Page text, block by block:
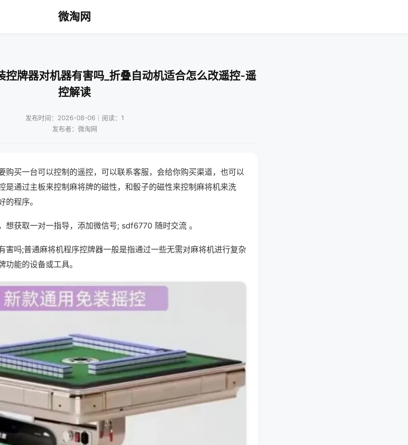
微淘网
控牌器对机器有害吗_折叠自动机适合怎么改遥控-遥
控解读
发布时间：2026-08-06｜阅读：1
发布者：微淘网
购买一台可以控制的遥控，可以联系客服，会给你购买渠道，也可以
是通过主板来控制麻将牌的磁性，和骰子的磁性来控制麻将机来洗
的程序。
想获取一对一指导，添加微信号; sdf6770 随时交流 。
害吗;普通麻将机程序控牌器一般是指通过一些无需对麻将机进行复杂
功能的设备或工具。